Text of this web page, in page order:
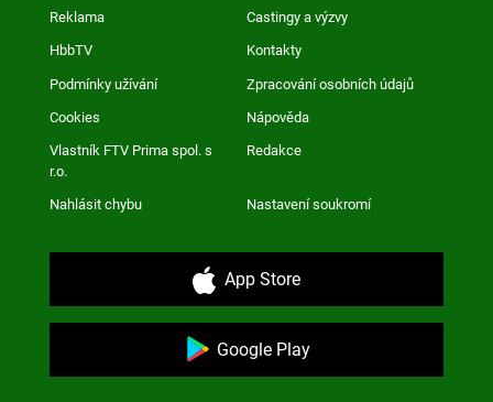
Reklama Castingy a výzvy
HbbTV Kontakty
Podmínky užívání Zpracování osobních údajů
Cookies Nápověda
Vlastník FTV Prima spol. s
r.o.
Redakce
Nahlásit chybu Nastavení soukromí
App Store
Google Play